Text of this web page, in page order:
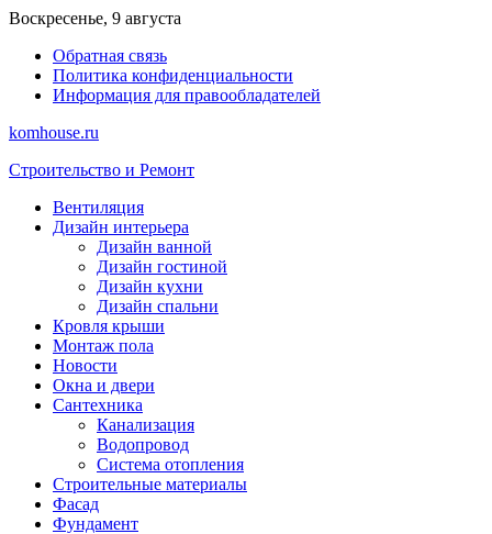
Перейти
содержимому
Воскресенье, 9 августа
Обратная связь
Политика конфиденциальности
Информация для правообладателей
komhouse.ru
Строительство и Ремонт
Вентиляция
Дизайн интерьера
Дизайн ванной
Дизайн гостиной
Дизайн кухни
Дизайн спальни
Кровля крыши
Монтаж пола
Новости
Окна и двери
Сантехника
Канализация
Водопровод
Система отопления
Строительные материалы
Фасад
Фундамент